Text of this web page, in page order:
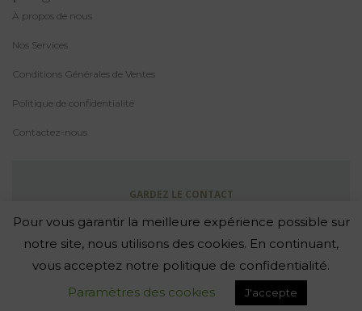
À propos de nous
Nos Services
Conditions Générales de Ventes
Politique de confidentialité
Contactez-nous
GARDEZ LE CONTACT
Abonnez-Vous À La Newsletter
Pour vous garantir la meilleure expérience possible sur
notre site, nous utilisons des cookies. En continuant,
vous acceptez notre politique de confidentialité.
Paramètres des cookies
J'accepte